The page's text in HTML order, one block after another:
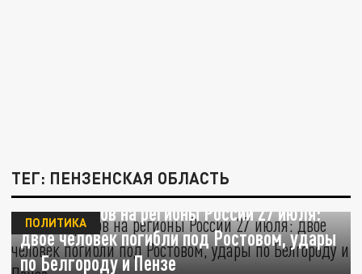
ТЕГ: ПЕНЗЕНСКАЯ ОБЛАСТЬ
Атака дронов на регионы России 27 июля:
двое человек погибли под Ростовом, удары
по Белгороду и Пензе
ПОЛИТИКА